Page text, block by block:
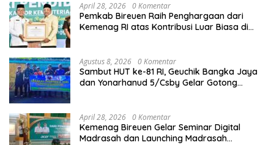
April 28, 2026 0 Komentar
Pemkab Bireuen Raih Penghargaan dari
Kemenag RI atas Kontribusi Luar Biasa di
Agustus 8, 2026 0 Komentar
Sambut HUT ke-81 RI, Geuchik Bangka Jaya
dan Yonarhanud 5/Csby Gelar Gotong
April 28, 2026 0 Komentar
Kemenag Bireuen Gelar Seminar Digital
Madrasah dan Launching Madrasah